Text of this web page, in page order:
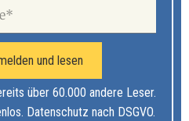
und lesen
über 60.000 andere Leser.
Datenschutz nach DSGVO.